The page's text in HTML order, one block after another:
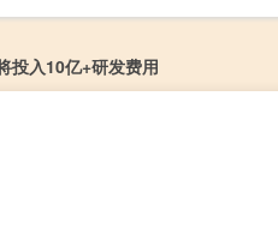
投入10亿+研发费用